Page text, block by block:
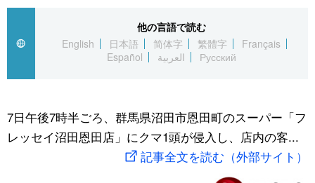
Русский
経済・ビジネス
国際
文化
トップ
アーカイブ
In-depth
Japan Data
動画/Live
スポーツ・東京2020
他の言語で読む
English
日本語 简体字 繁體字
Français
Español
العربية Русский
7日午後7時半ごろ、群馬県沼田市恩田町のスーパー「フ
レッセイ沼田恩田店」にクマ1頭が侵入し、店内の客...
記事全文を読む（外部サイト）